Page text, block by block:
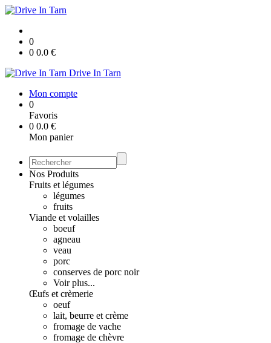
0
0 0.0 €
Drive In Tarn
Mon compte
0
Favoris
0 0.0 €
Mon panier
Nos Produits
Fruits et légumes
légumes
fruits
Viande et volailles
boeuf
agneau
veau
porc
conserves de porc noir
Voir plus...
Œufs et crèmerie
oeuf
lait, beurre et crème
fromage de vache
fromage de chèvre